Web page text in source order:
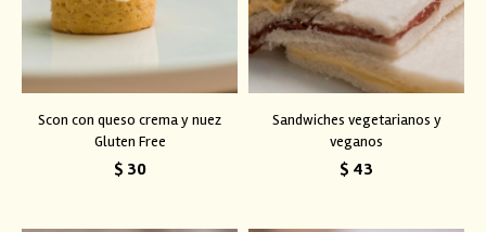
Scon con queso crema y nuez
Gluten Free
$ 30
Sandwiches vegetarianos y
veganos
$ 43